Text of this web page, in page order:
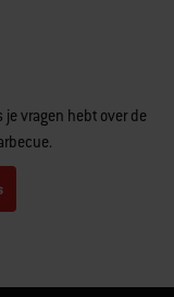
vragen hebt over de